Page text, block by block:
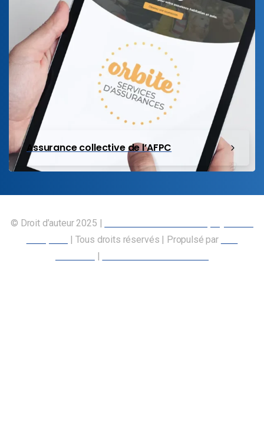
Assurance collective de l’AFPC
© Droit d’auteur 2025 |
| Tous droits réservés | Propulsé par
|